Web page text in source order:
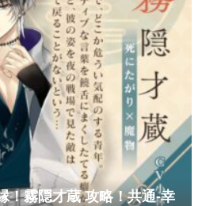
！霧隠才蔵 攻略！共通-幸